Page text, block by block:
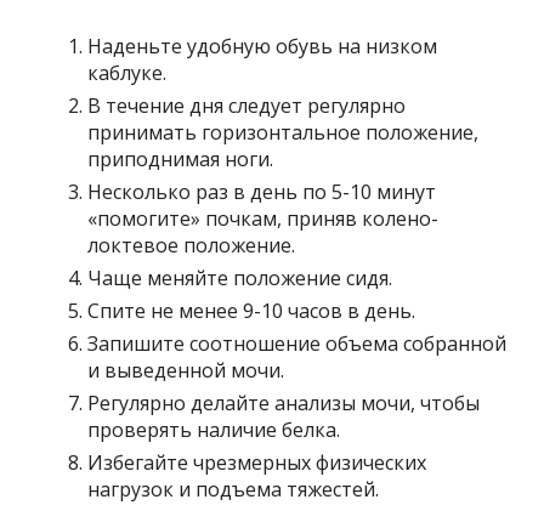
Наденьте удобную обувь на низком
каблуке.
В течение дня следует регулярно
принимать горизонтальное положение,
приподнимая ноги.
Несколько раз в день по 5-10 минут
«помогите» почкам, приняв колено-
локтевое положение.
Чаще меняйте положение сидя.
Спите не менее 9-10 часов в день.
Запишите соотношение объема собранной
и выведенной мочи.
Регулярно делайте анализы мочи, чтобы
проверять наличие белка.
Избегайте чрезмерных физических
нагрузок и подъема тяжестей.